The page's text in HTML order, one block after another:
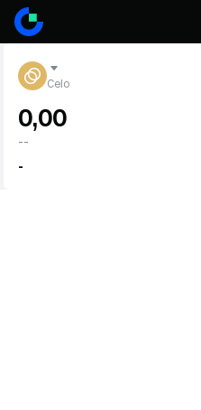
Celo
0,00
--
-